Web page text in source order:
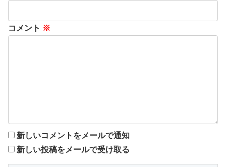
コメント ※
新しいコメントをメールで通知
新しい投稿をメールで受け取る